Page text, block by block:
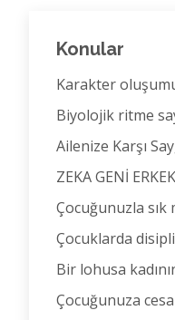
Konular
Karakter
Biyolojik ritme
Ailenize Karşı
ZEKA GENİ
Çocuğunuzla sık
Çocuklarda
Bir lohusa
Çocuğunuza